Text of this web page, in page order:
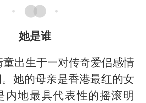
她是谁
童出生于一对传奇爱侣感情
她的母亲是香港最红的女
内地最具代表性的摇滚明